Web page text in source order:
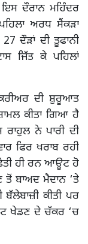
ਦੌਰਾਨ ਮਹਿੰਦਰ
ਅਰਧ ਸੈਂਕੜਾ
ਦੌੜਾਂ ਦੀ ਤੂਫਾਨੀ
ਜਿੱਤ ਕੇ ਪਹਿਲਾਂ
ਦੀ ਸ਼ੁਰੂਆਤ
ਕੀਤਾ ਗਿਆ ਹੈ
ਨੇ ਪਾਰੀ ਦੀ
ਫਿਰ ਖਰਾਬ ਰਹੀ
ਹੀ ਰਨ ਆਊਟ ਹੋ
ਬਾਅਦ ਮੈਦਾਨ ‘ਤੇ
ਕੀਤੀ ਪਰ
ਖੇਡਣ ਦੇ ਚੱਕਰ ‘ਚ